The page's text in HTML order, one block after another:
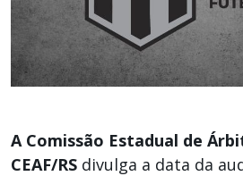
A Comissão Estadual de
CEAF/RS divulga a data da